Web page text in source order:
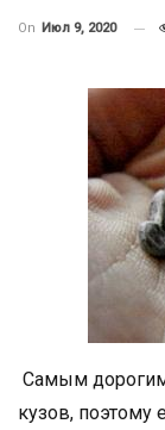
On Июл 9, 2020
Самым
кузов, поэтому